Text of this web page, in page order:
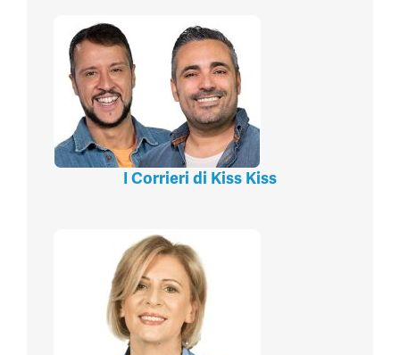
I Corrieri di Kiss Kiss